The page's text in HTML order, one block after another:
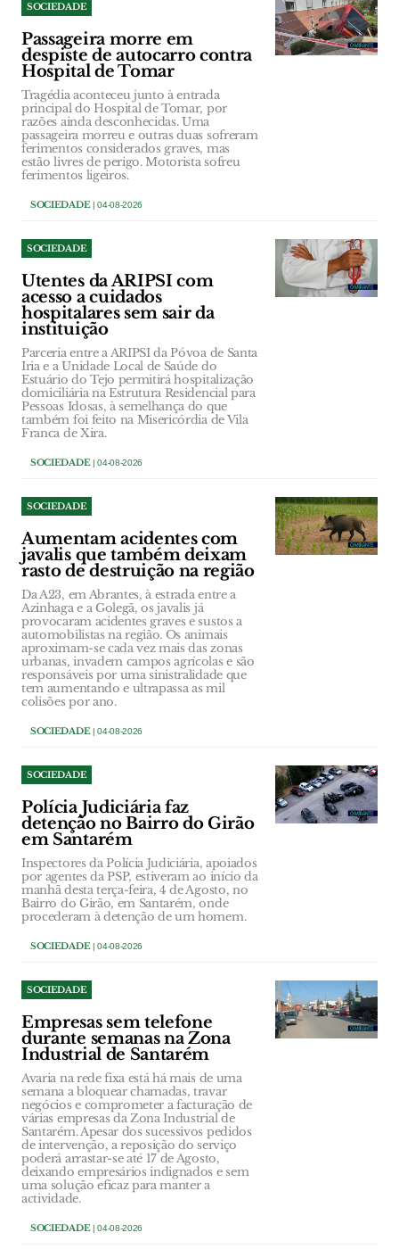
SOCIEDADE
Passageira morre em
despiste de autocarro contra
Hospital de Tomar
Tragédia aconteceu junto à entrada
principal do Hospital de Tomar, por
razões ainda desconhecidas. Uma
passageira morreu e outras duas sofreram
ferimentos considerados graves, mas
estão livres de perigo. Motorista sofreu
ferimentos ligeiros.
SOCIEDADE| 04-08-2026
SOCIEDADE
Utentes da ARIPSI com
acesso a cuidados
hospitalares sem sair da
instituição
Parceria entre a ARIPSI da Póvoa de Santa
Iria e a Unidade Local de Saúde do
Estuário do Tejo permitirá hospitalização
domiciliária na Estrutura Residencial para
Pessoas Idosas, à semelhança do que
também foi feito na Misericórdia de Vila
Franca de Xira.
SOCIEDADE| 04-08-2026
SOCIEDADE
Aumentam acidentes com
javalis que também deixam
rasto de destruição na região
Da A23, em Abrantes, à estrada entre a
Azinhaga e a Golegã, os javalis já
provocaram acidentes graves e sustos a
automobilistas na região. Os animais
aproximam-se cada vez mais das zonas
urbanas, invadem campos agrícolas e são
responsáveis por uma sinistralidade que
tem aumentando e ultrapassa as mil
colisões por ano.
SOCIEDADE| 04-08-2026
SOCIEDADE
Polícia Judiciária faz
detenção no Bairro do Girão
em Santarém
Inspectores da Polícia Judiciária, apoiados
por agentes da PSP, estiveram ao início da
manhã desta terça-feira, 4 de Agosto, no
Bairro do Girão, em Santarém, onde
procederam à detenção de um homem.
SOCIEDADE| 04-08-2026
SOCIEDADE
Empresas sem telefone
durante semanas na Zona
Industrial de Santarém
Avaria na rede fixa está há mais de uma
semana a bloquear chamadas, travar
negócios e comprometer a facturação de
várias empresas da Zona Industrial de
Santarém. Apesar dos sucessivos pedidos
de intervenção, a reposição do serviço
poderá arrastar-se até 17 de Agosto,
deixando empresários indignados e sem
uma solução eficaz para manter a
actividade.
SOCIEDADE| 04-08-2026